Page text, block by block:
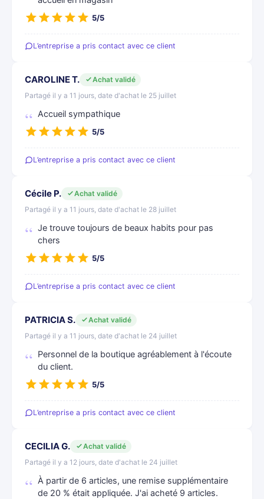
5/5
L’entreprise a pris contact avec ce client
CAROLINE T.
Achat validé
Partagé il y a 11 jours, date d'achat le 25 juillet
Accueil sympathique
5/5
L’entreprise a pris contact avec ce client
Cécile P.
Achat validé
Partagé il y a 11 jours, date d'achat le 28 juillet
Je trouve toujours de beaux habits pour pas
chers
5/5
L’entreprise a pris contact avec ce client
PATRICIA S.
Achat validé
Partagé il y a 11 jours, date d'achat le 24 juillet
Personnel de la boutique agréablement à l'écoute
du client.
5/5
L’entreprise a pris contact avec ce client
CECILIA G.
Achat validé
Partagé il y a 12 jours, date d'achat le 24 juillet
À partir de 6 articles, une remise supplémentaire
de 20 % était appliquée. J'ai acheté 9 articles.